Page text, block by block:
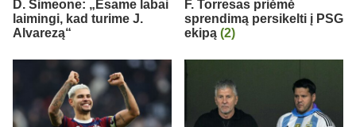
D. Simeone: „Esame labai
laimingi, kad turime J.
Alvarezą“
F. Torresas priėmė
sprendimą persikelti į PSG
ekipą (2)